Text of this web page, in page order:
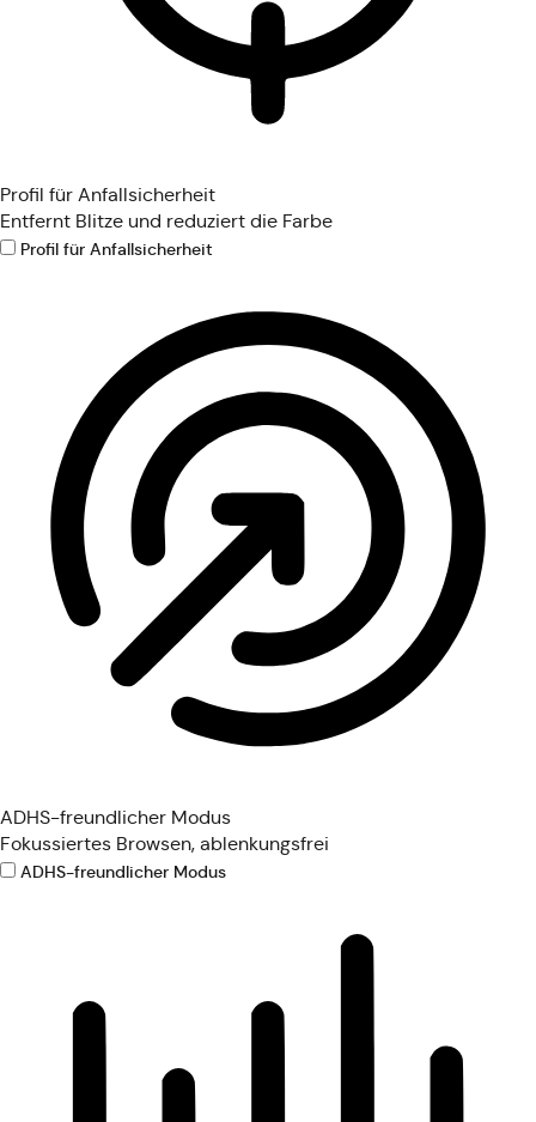
Profil für Anfallsicherheit
Entfernt Blitze und reduziert die Farbe
Profil für Anfallsicherheit
ADHS-freundlicher Modus
Fokussiertes Browsen, ablenkungsfrei
ADHS-freundlicher Modus